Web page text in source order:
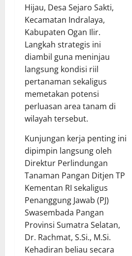
Hijau, Desa Sejaro Sakti,
Kecamatan Indralaya,
Kabupaten Ogan Ilir.
Langkah strategis ini
diambil guna meninjau
langsung kondisi riil
pertanaman sekaligus
memetakan potensi
perluasan area tanam di
wilayah tersebut.
​Kunjungan kerja penting ini
dipimpin langsung oleh
Direktur Perlindungan
Tanaman Pangan Ditjen TP
Kementan RI sekaligus
Penanggung Jawab (PJ)
Swasembada Pangan
Provinsi Sumatra Selatan,
Dr. Rachmat, S.Si., M.Si.
Kehadiran beliau secara